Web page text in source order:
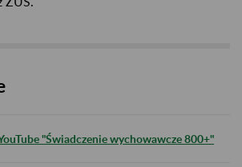
"Świadczenie wychowawcze 800+"